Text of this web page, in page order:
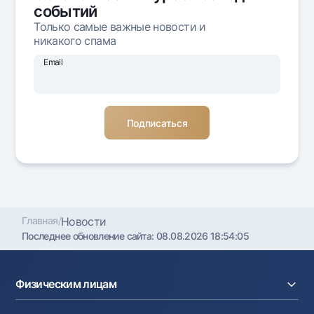
Офисы и банкоматы
Согласие на обработку персональных данных
Следите за нами в соцсетях
+998 78 148-00-10
событий
Только самые важные новости и
никакого спама
Email
Главная/Новости
Последнее обновление сайта:08.08.2026 18:54:05
Физическим лицам